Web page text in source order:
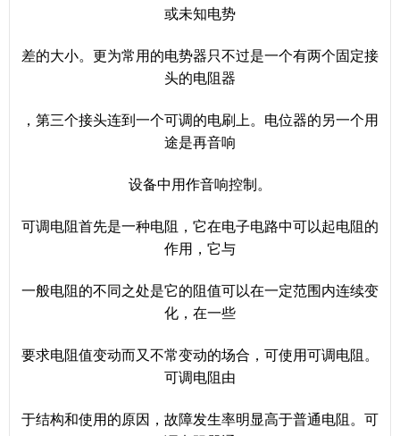
或未知电势
差的大小。更为常用的电势器只不过是一个有两个固定接
头的电阻器
，第三个接头连到一个可调的电刷上。电位器的另一个用
途是再音响
设备中用作音响控制。
可调电阻首先是一种电阻，它在电子电路中可以起电阻的
作用，它与
一般电阻的不同之处是它的阻值可以在一定范围内连续变
化，在一些
要求电阻值变动而又不常变动的场合，可使用可调电阻。
可调电阻由
于结构和使用的原因，故障发生率明显高于普通电阻。可